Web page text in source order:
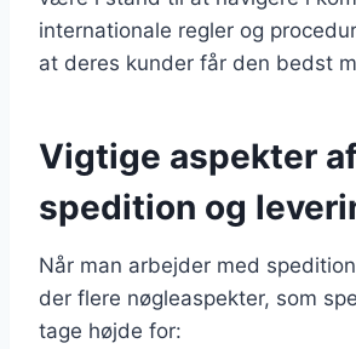
internationale regler og
at deres kunder får den bedst
Vigtige aspekter
spedition og
Når man arbejder med
der flere nøgleaspekter, som
tage højde for: